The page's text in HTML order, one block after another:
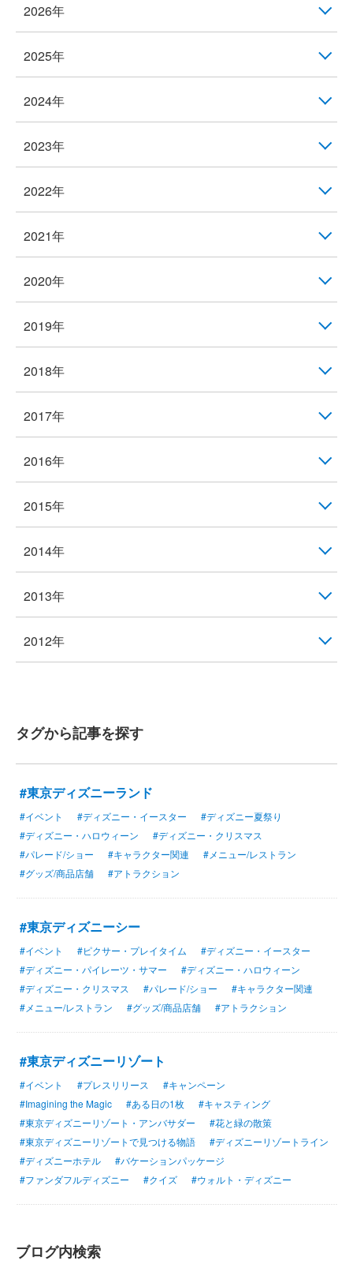
2026年
2025年
2024年
2023年
2022年
2021年
2020年
2019年
2018年
2017年
2016年
2015年
2014年
2013年
2012年
タグから記事を探す
#東京ディズニーランド
#イベント #ディズニー・イースター
#ディズニー夏祭り
#ディズニー・ハロウィーン
#ディズニー・クリスマス
#パレード/ショー
#キャラクター関連
#メニュー/レストラン
#グッズ/商品店舗
#アトラクション
#東京ディズニーシー
#イベント #ピクサー・プレイタイム
#ディズニー・イースター
#ディズニー・パイレーツ・サマー
#ディズニー・ハロウィーン
#ディズニー・クリスマス
#パレード/ショー
#キャラクター関連
#メニュー/レストラン
#グッズ/商品店舗 #アトラクション
#東京ディズニーリゾート
#イベント #プレスリリース
#キャンペーン
#Imagining the Magic
#ある日の1枚
#キャスティング
#東京ディズニーリゾート・アンバサダー
#花と緑の散策
#東京ディズニーリゾートで見つける物語
#ディズニーリゾートライン
#ディズニーホテル
#バケーションパッケージ
#ファンダフルディズニー
#クイズ #ウォルト・ディズニー
ブログ内検索